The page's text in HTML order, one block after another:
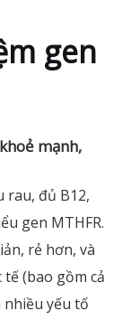
gen
mạnh,
rau, đủ B12,
gen MTHFR.
rẻ hơn, và
(bao gồm cả
nhiều yếu tố